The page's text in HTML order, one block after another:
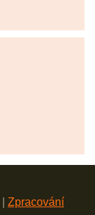
Zpracování